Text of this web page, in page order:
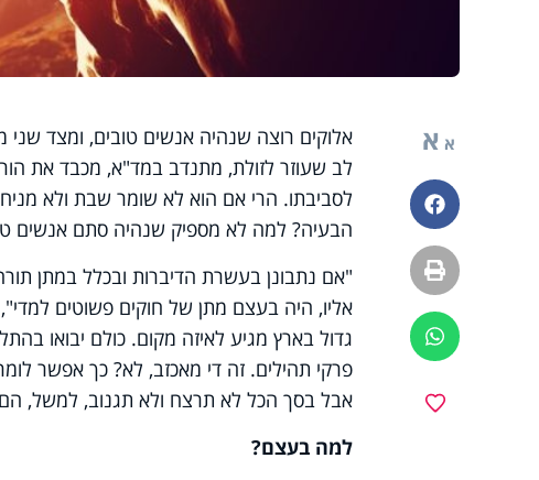
א א
פייסבוק
הדפסה
ווטסאפ
אלוקים רוצה שנהיה אנשים טובים, ומצד
לב שעוזר לזולת, מתנדב במד"א, מכבד את
לסביבתו. הרי אם הוא לא שומר שבת ולא מניח
הבעיה? למה לא מספיק שנהיה סתם אנשים
"אם נתבונן בעשרת הדיברות ובכלל במתן
אליו, היה בעצם מתן של חוקים פשוטים
גדול בארץ מגיע לאיזה מקום. כולם יבואו
פרקי תהילים. זה די מאכזב, לא? כך אפשר
אבל בסך הכל לא תרצח ולא תגנוב, למשל, הם
למה בעצם?